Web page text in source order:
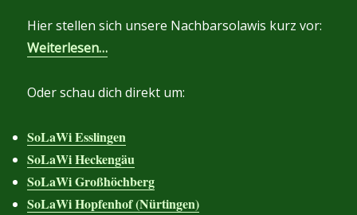
Hier stellen sich unsere Nachbarsolawis kurz vor:
Weiterlesen…
Oder schau dich direkt um:
SoLaWi Esslingen
SoLaWi Heckengäu
SoLaWi Großhöchberg
SoLaWi Hopfenhof (Nürtingen)